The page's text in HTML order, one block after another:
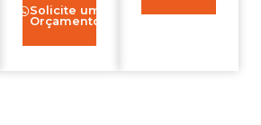
Solicite um
Orçamento